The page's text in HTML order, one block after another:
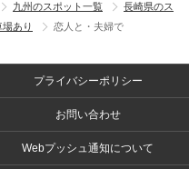
九州のスポット一覧
長崎県のス
場あり 恋人と・夫婦で
プライバシーポリシー
お問い合わせ
Webプッシュ通知について